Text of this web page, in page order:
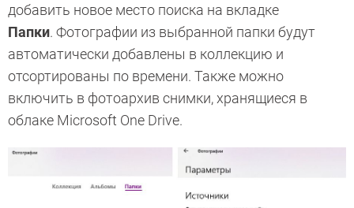
добавить новое место поиска на вкладке
Папки. Фотографии из выбранной папки будут
автоматически добавлены в коллекцию и
отсортированы по времени. Также можно
включить в фотоархив снимки, хранящиеся в
облаке Microsoft One Drive.